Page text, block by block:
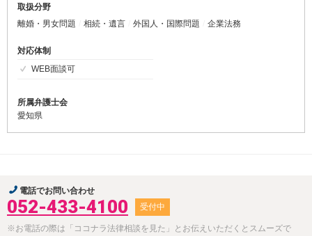
取扱分野
離婚・男女問題
相続・遺言 外国人・国際問題 企業法務
対応体制
WEB面談可
所属弁護士会
愛知県
電話でお問い合わせ
052-433-4100 受付中
※お電話の際は「ココナラ法律相談を見た」とお伝えいただくとスムーズで